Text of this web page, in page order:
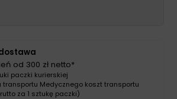
od 300 zł netto*
paczki kurierskiej
transportu Medycznego koszt transportu
za 1 sztukę paczki)